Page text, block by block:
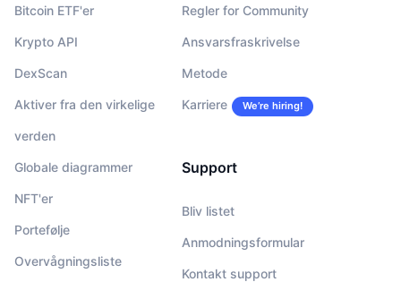
Bitcoin ETF'er
Krypto API
DexScan
Aktiver fra den virkelige
verden
Globale diagrammer
NFT'er
Portefølje
Overvågningsliste
Regler for Community
Ansvarsfraskrivelse
Metode
Karriere We’re hiring!
Support
Bliv listet
Anmodningsformular
Kontakt support